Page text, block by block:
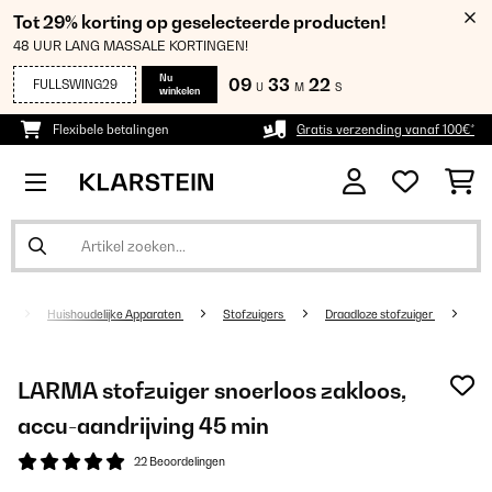
Tot 29% korting op geselecteerde producten!
48 UUR LANG MASSALE KORTINGEN!
FULLSWING29
Nu
winkelen
09 U 33 M 21 S
Flexibele betalingen Gratis verzending vanaf 100€*
Huishoudelijke Apparaten Stofzuigers Draadloze stofzuiger
LARMA stofzuiger snoerloos zakloos,
accu-aandrijving 45 min
22 Beoordelingen